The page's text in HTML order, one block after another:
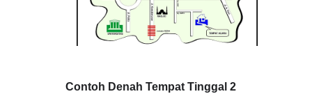
Contoh Denah Tempat Tinggal 2